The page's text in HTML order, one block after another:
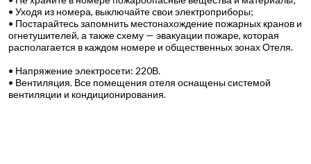
• Уходя из номера, выключайте свои электроприборы;
• Постарайтесь запомнить местонахождение пожарных кранов и
огнетушителей, а также схему — эвакуации пожаре, которая
располагается в каждом номере и общественных зонах Отеля.
• Напряжение электросети: 220В.
• Вентиляция. Все помещения отеля оснащены системой
вентиляции и кондиционирования.